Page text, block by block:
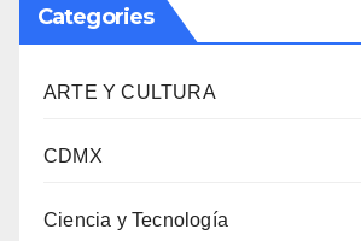
Categories
ARTE Y CULTURA
CDMX
Ciencia y Tecnología